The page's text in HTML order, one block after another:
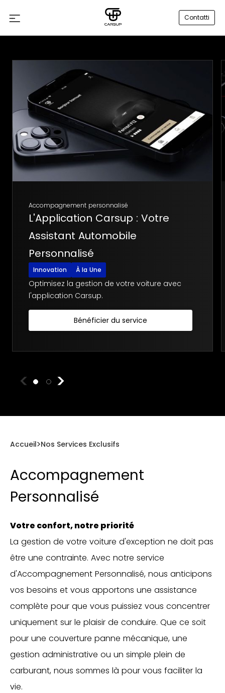
Contatti
Accompagnement personnalisé
L'Application Carsup : Votre
Assistant Automobile
Personnalisé
Innovation À la Une
Optimisez la gestion de votre voiture avec
l'application Carsup.
Bénéficier du service
Accueil Nos Services Exclusifs
Accompagnement
Personnalisé
Votre confort, notre priorité
La gestion de votre voiture d'exception ne doit pas
être une contrainte. Avec notre service
d'Accompagnement Personnalisé, nous anticipons
vos besoins et vous apportons une assistance
complète pour que vous puissiez vous concentrer
uniquement sur le plaisir de conduire. Que ce soit
pour une couverture panne mécanique, une
gestion administrative ou un simple plein de
carburant, nous sommes là pour vous faciliter la
vie.